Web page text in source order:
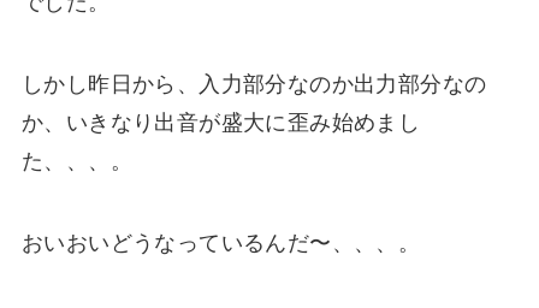
しかし昨日から、入力部分なのか出力部分なの
か、いきなり出音が盛大に歪み始めまし
た、、、。
おいおいどうなっているんだ〜、、、。